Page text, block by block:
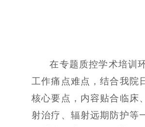
在专题质控学术培训
工作痛点难点，结合我院
核心要点，内容贴合临床
射治疗、辐射远期防护等